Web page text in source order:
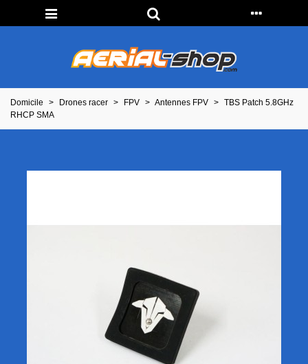
Domicile > Drones racer > FPV > Antennes FPV > TBS Patch 5.8GHz
RHCP SMA